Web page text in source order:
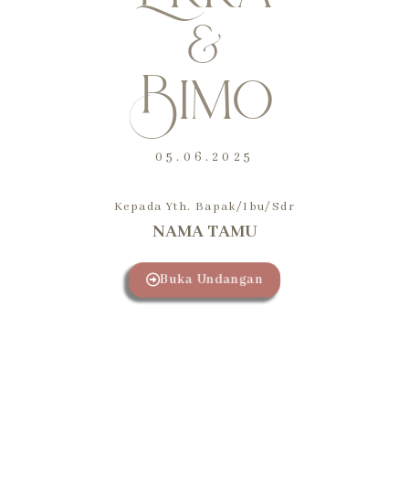
&
Bimo
05.06.2025
Kepada Yth. Bapak/Ibu/Sdr
NAMA TAMU
Buka Undangan